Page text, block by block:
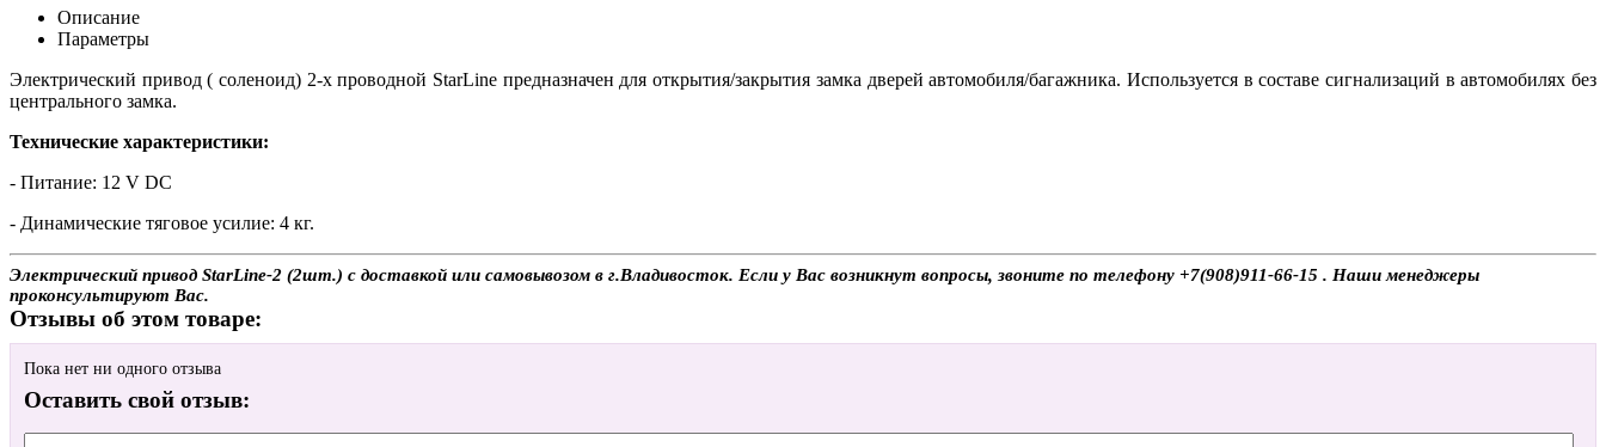
Описание
Параметры
Электрический привод ( соленоид) 2-х проводной StarLine предназначен для открытия/закрытия замка дверей автомобиля/багажника. Используется в составе сигнализаций в автомобилях без
центрального замка.
Технические характеристики:
- Питание: 12 V DC
- Динамические тяговое усилие: 4 кг.
Электрический привод StarLine-2 (2шт.) с доставкой или самовывозом в г.Владивосток. Если у Вас возникнут вопросы, звоните по телефону +7(908)911-66-15 . Наши менеджеры
проконсультируют Вас.
Отзывы об этом товаре:
Пока нет ни одного отзыва
Оставить свой отзыв: